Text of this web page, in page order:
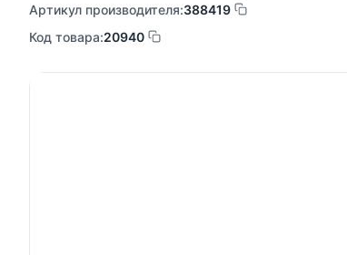
Артикул производителя:388419
Код товара:20940